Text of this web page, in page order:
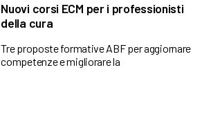
Nuovi corsi ECM per i professionisti
della cura
Tre proposte formative ABF per aggiornare
competenze e migliorare la